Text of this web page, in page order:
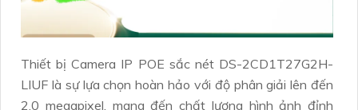
Thiết bị Camera IP POE sắc nét DS-2CD1T27G2H-
LIUF là sự lựa chọn hoàn hảo với độ phân giải lên đến
2.0 megapixel, mang đến chất lượng hình ảnh đỉnh